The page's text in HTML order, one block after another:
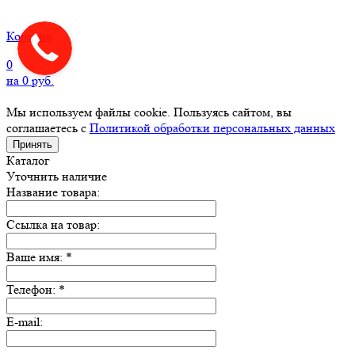
Корзина
0
на 0 руб.
Мы используем файлы cookie. Пользуясь сайтом, вы
соглашаетесь с Политикой обработки персональных данных
Принять
Каталог
Уточнить наличие
Название товара:
Ссылка на товар:
Ваше имя: *
Телефон: *
E-mail: